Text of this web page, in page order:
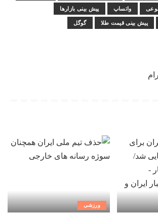
واتساپ پیش بینی بازارها
پیش بینی قیمت طلا گوگل
ورزشی